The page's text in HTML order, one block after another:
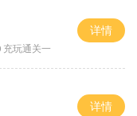
充玩通关一
详情
详情